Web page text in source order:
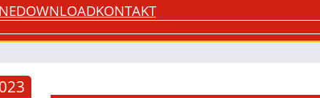
DOWNLOADKONTAKT